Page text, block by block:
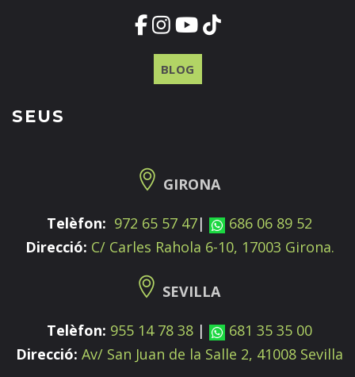
BLOG
SEUS
GIRONA
Telèfon: 972 65 57 47|
686 06 89 52
Direcció: C/ Carles Rahola 6-10, 17003 Girona.
SEVILLA
Telèfon: 955 14 78 38 |
681 35 35 00
Direcció: Av/ San Juan de la Salle 2, 41008 Sevilla